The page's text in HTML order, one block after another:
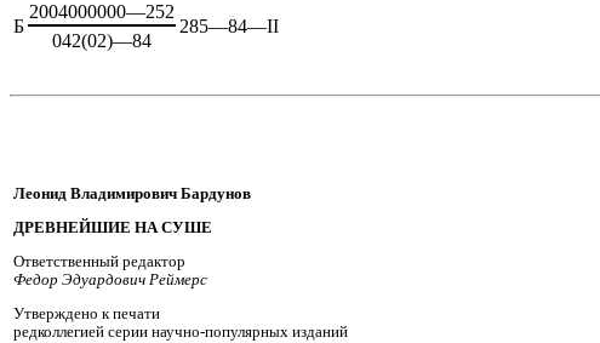
Б
2004000000—252
285—84—II
042(02)—84
Леонид Владимирович Бардунов
ДРЕВНЕЙШИЕ НА СУШЕ
Ответственный редактор
Федор Эдуардович Реймерс
Утверждено к печати
редколлегией серии научно-популярных изданий